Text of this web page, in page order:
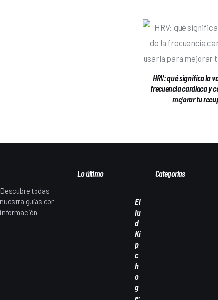
HRV: qué significa la
frecuencia cardíaca y
mejorar tu
Descubre todas
nuestra guías con
información
Lo último
El
iu
d
Ki
p
c
h
o
g
e:
Categorías